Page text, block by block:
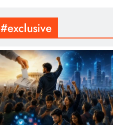
#exclusive